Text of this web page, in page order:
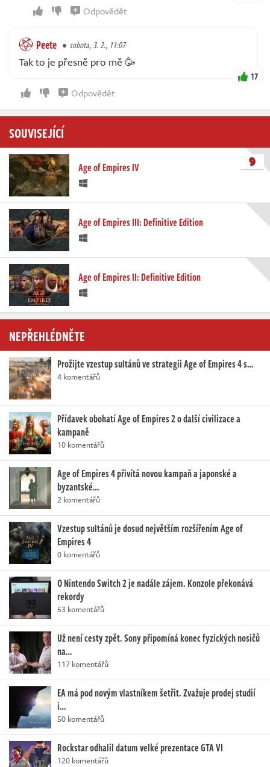
Odpovědět
Peete sobota, 3. 2., 11:07
Tak to je přesně pro mě 🥳
17
Odpovědět
SOUVISEJÍCÍ
Age of Empires IV 9
Age of Empires III: Definitive Edition
Age of Empires II: Definitive Edition
NEPŘEHLÉDNĚTE
Prožijte vzestup sultánů ve strategii Age of Empires 4 s…
4 komentářů
Přídavek obohatí Age of Empires 2 o další civilizace a
kampaně
10 komentářů
Age of Empires 4 přivítá novou kampaň a japonské a
byzantské…
2 komentářů
Vzestup sultánů je dosud největším rozšířením Age of
Empires 4
0 komentářů
O Nintendo Switch 2 je nadále zájem. Konzole překonává
rekordy
53 komentářů
Už není cesty zpět. Sony připomíná konec fyzických nosičů
na…
117 komentářů
EA má pod novým vlastníkem šetřit. Zvažuje prodej studií
i…
50 komentářů
Rockstar odhalil datum velké prezentace GTA VI
120 komentářů